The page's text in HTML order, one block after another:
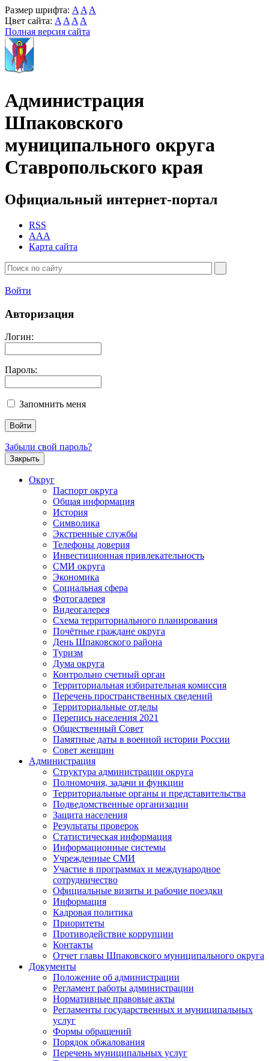
Размер шрифта: A A A
Цвет сайта: A A A A
Полная версия сайта
Администрация
Шпаковского
муниципального округа
Ставропольского края
Официальный интернет-портал
RSS
AAA
Карта сайта
Войти
Авторизация
Логин:
Пароль:
Запомнить меня
Забыли свой пароль?
Закрыть
Округ
Паспорт округа
Общая информация
История
Символика
Экстренные службы
Телефоны доверия
Инвестиционная привлекательность
СМИ округа
Экономика
Социальная сфера
Фотогалерея
Видеогалерея
Схема территориального планирования
Почётные граждане округа
День Шпаковского района
Туризм
Дума округа
Контрольно счетный орган
Территориальная избирательная комиссия
Перечень пространственных сведений
Территориальные отделы
Перепись населения 2021
Общественный Совет
Памятные даты в военной истории России
Совет женщин
Администрация
Структура администрации округа
Полномочия, задачи и функции
Территориальные органы и представительства
Подведомственные организации
Защита населения
Результаты проверок
Статистическая информация
Информационные системы
Учрежденные СМИ
Участие в программах и международное
сотрудничество
Официальные визиты и рабочие поездки
Информация
Кадровая политика
Приоритеты
Противодействие коррупции
Контакты
Отчет главы Шпаковского муниципального округа
Документы
Положение об администрации
Регламент работы администрации
Нормативные правовые акты
Регламенты государственных и муниципальных
услуг
Формы обращений
Порядок обжалования
Перечень муниципальных услуг